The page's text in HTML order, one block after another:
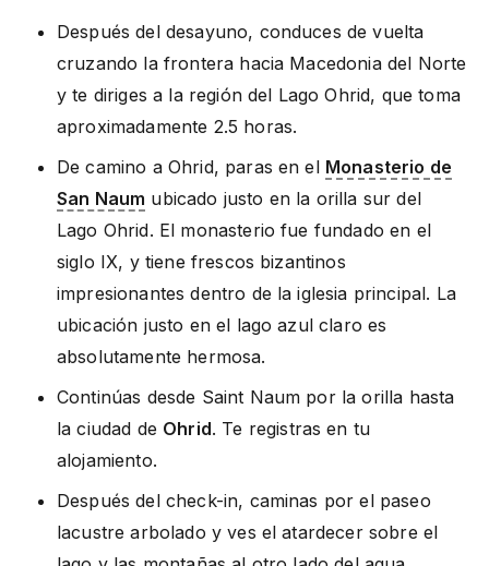
Después del desayuno, conduces de vuelta
cruzando la frontera hacia Macedonia del Norte
y te diriges a la región del Lago Ohrid, que toma
aproximadamente 2.5 horas.
De camino a Ohrid, paras en el Monasterio de
San Naum ubicado justo en la orilla sur del
Lago Ohrid. El monasterio fue fundado en el
siglo IX, y tiene frescos bizantinos
impresionantes dentro de la iglesia principal. La
ubicación justo en el lago azul claro es
absolutamente hermosa.
Continúas desde Saint Naum por la orilla hasta
la ciudad de Ohrid. Te registras en tu
alojamiento.
Después del check-in, caminas por el paseo
lacustre arbolado y ves el atardecer sobre el